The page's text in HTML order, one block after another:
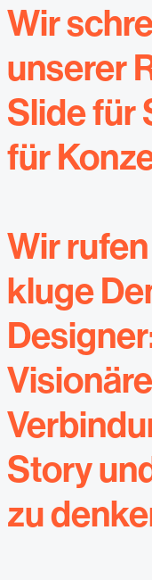
Wir
unserer
Slide für
für
Wir
kluge
Story
zu